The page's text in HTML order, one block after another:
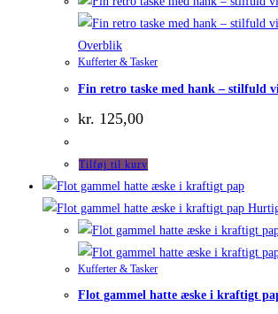
Overblik
Kufferter & Tasker
Fin retro taske med hank – stilfuld
kr. 125,00
Tilføj til kurv
Kufferter & Tasker
Flot gammel hatte æske i kraftigt